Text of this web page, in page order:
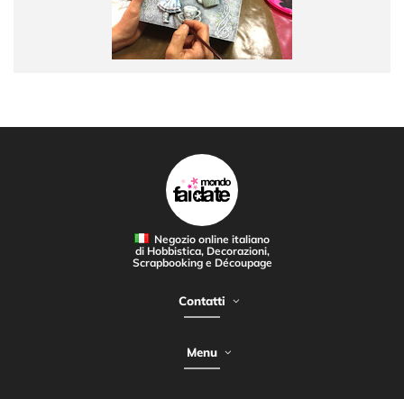
Negozio online italiano
di Hobbistica, Decorazioni,
Scrapbooking e Découpage
Contatti
Menu